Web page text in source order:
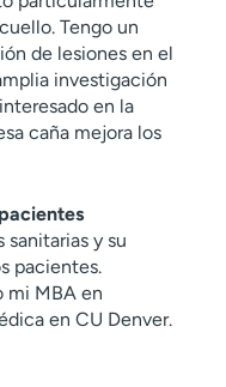
Tengo un
de lesiones en el
investigación
en la
caña mejora los
y su
pacientes.
mi MBA en
en CU Denver.